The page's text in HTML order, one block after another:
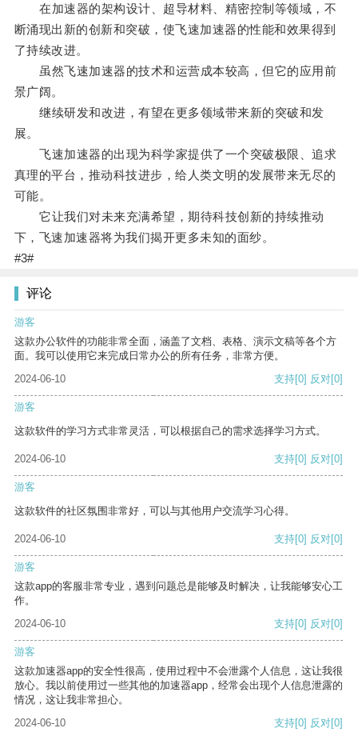
在加速器的架构设计、超导材料、精密控制等领域，不
断涌现出新的创新和突破，使飞速加速器的性能和效果得到
了持续改进。
虽然飞速加速器的技术和运营成本较高，但它的应用前
景广阔。
继续研发和改进，有望在更多领域带来新的突破和发
展。
飞速加速器的出现为科学家提供了一个突破极限、追求
真理的平台，推动科技进步，给人类文明的发展带来无尽的
可能。
它让我们对未来充满希望，期待科技创新的持续推动
下，飞速加速器将为我们揭开更多未知的面纱。
#3#
评论
游客
这款办公软件的功能非常全面，涵盖了文档、表格、演示文稿等各个方
面。我可以使用它来完成日常办公的所有任务，非常方便。
2024-06-10
支持[0] 反对[0]
游客
这款软件的学习方式非常灵活，可以根据自己的需求选择学习方式。
2024-06-10 支持[0] 反对[0]
游客
这款软件的社区氛围非常好，可以与其他用户交流学习心得。
2024-06-10 支持[0] 反对[0]
游客
这款app的客服非常专业，遇到问题总是能够及时解决，让我能够安心工
作。
2024-06-10
支持[0] 反对[0]
游客
这款加速器app的安全性很高，使用过程中不会泄露个人信息，这让我很
放心。我以前使用过一些其他的加速器app，经常会出现个人信息泄露的
情况，这让我非常担心。
2024-06-10
支持[0] 反对[0]